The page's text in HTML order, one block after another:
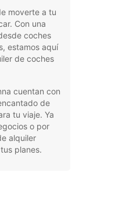
moverte a tu
Con una
coches
estamos aquí
de coches
cuentan con
de
tu viaje. Ya
o por
alquiler
planes.